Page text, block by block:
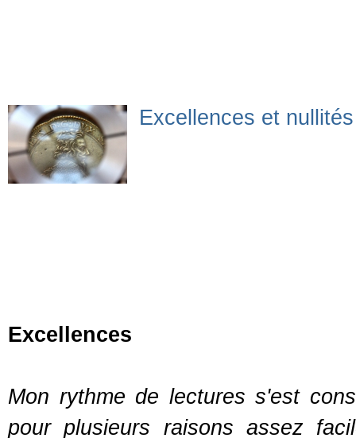
Excellences et
Excellences
Mon rythme de lectures s'est
pour plusieurs raisons assez